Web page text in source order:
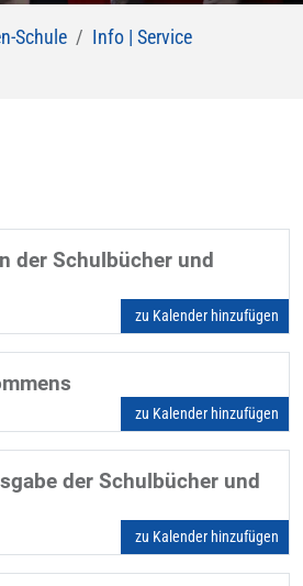
Schule
Info | Service
der Schulbücher und
zu Kalender hinzufügen
zu Kalender hinzufügen
der Schulbücher und
zu Kalender hinzufügen